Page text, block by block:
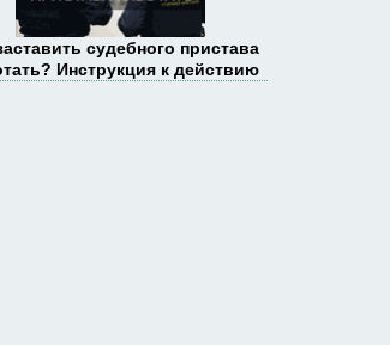
судебного пристава
Инструкция к действию